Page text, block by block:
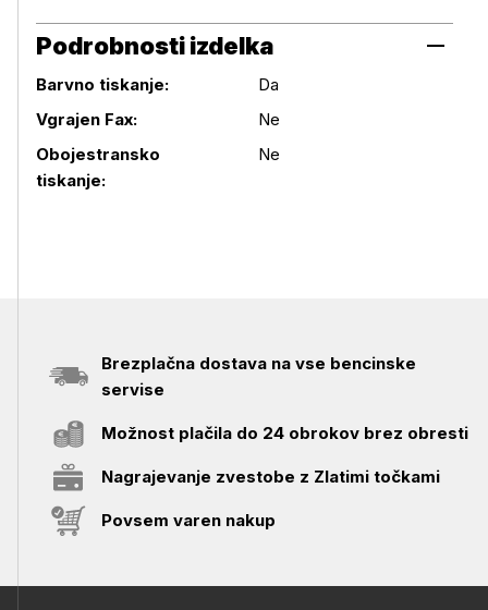
Podrobnosti izdelka
Podrobnosti izdelka
Barvno tiskanje:
Da
Vgrajen Fax:
Ne
Obojestransko
tiskanje:
Ne
Brezplačna dostava na vse bencinske
servise
Možnost plačila do 24 obrokov brez obresti
Nagrajevanje zvestobe z Zlatimi točkami
Povsem varen nakup